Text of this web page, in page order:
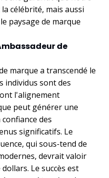
célébrité, mais aussi
paysage de marque
de
marque a transcendé le
individus sont des
l'alignement
peut générer une
des
significatifs. Le
qui sous-tend de
devrait valoir
Le succès est